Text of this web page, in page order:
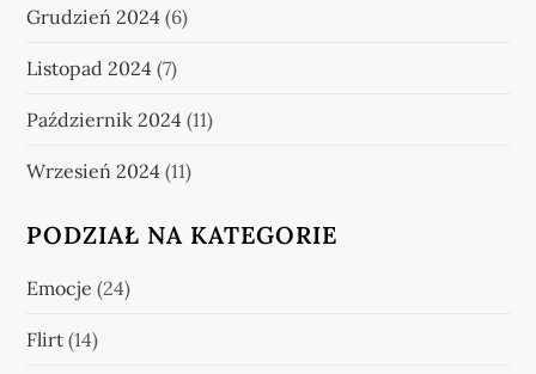
Grudzień 2024 (6)
Listopad 2024 (7)
Październik 2024 (11)
Wrzesień 2024 (11)
PODZIAŁ NA KATEGORIE
Emocje (24)
Flirt (14)